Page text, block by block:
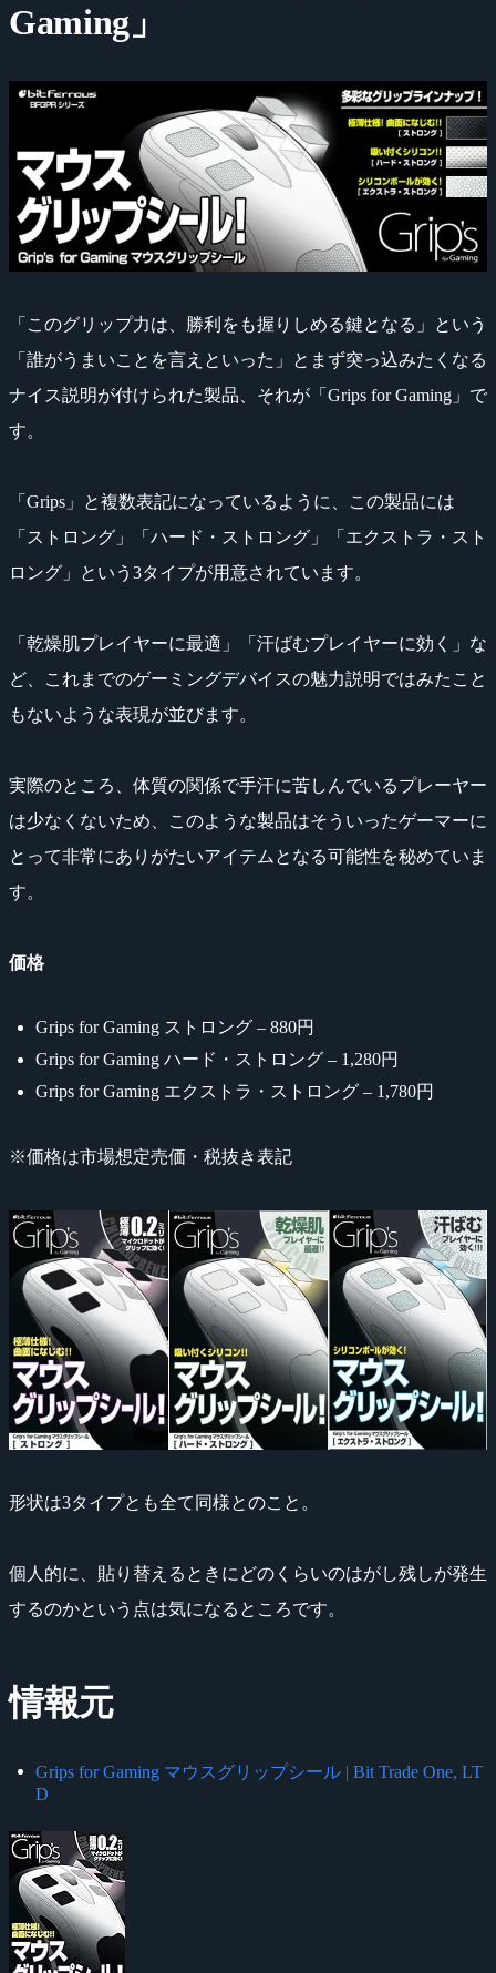
Gaming」
「このグリップ力は、勝利をも握りしめる鍵となる」という
「誰がうまいことを言えといった」とまず突っ込みたくなる
ナイス説明が付けられた製品、それが「Grips for Gaming」で
す。
「Grips」と複数表記になっているように、この製品には
「ストロング」「ハード・ストロング」「エクストラ・スト
ロング」という3タイプが用意されています。
「乾燥肌プレイヤーに最適」「汗ばむプレイヤーに効く」な
ど、これまでのゲーミングデバイスの魅力説明ではみたこと
もないような表現が並びます。
実際のところ、体質の関係で手汗に苦しんでいるプレーヤー
は少なくないため、このような製品はそういったゲーマーに
とって非常にありがたいアイテムとなる可能性を秘めていま
す。
価格
Grips for Gaming ストロング – 880円
Grips for Gaming ハード・ストロング – 1,280円
Grips for Gaming エクストラ・ストロング – 1,780円
※価格は市場想定売価・税抜き表記
形状は3タイプとも全て同様とのこと。
個人的に、貼り替えるときにどのくらいのはがし残しが発生
するのかという点は気になるところです。
情報元
Grips for Gaming マウスグリップシール | Bit Trade One, LT
D